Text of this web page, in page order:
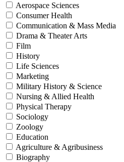
Aerospace Sciences
Consumer Health
Communication & Mass Media
Drama & Theater Arts
Film
History
Life Sciences
Marketing
Military History & Science
Nursing & Allied Health
Physical Therapy
Sociology
Zoology
Education
Agriculture & Agribusiness
Biography